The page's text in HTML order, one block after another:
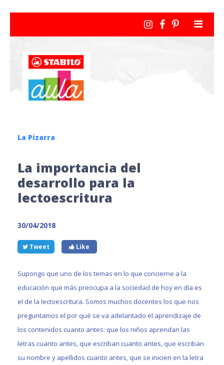
La Pizarra
La importancia del
desarrollo para la
lectoescritura
30/04/2018
Tweet Like
Supongo que uno de los temas en lo que concierne a la
educación que más preocupa a la sociedad de hoy en día es
el de la lectoescritura. Somos muchos docentes los que nos
preguntamos el por qué se va adelantado el aprendizaje de
los contenidos cuanto antes: que los niños aprendan las
letras cuanto antes, que escriban cuanto antes, que escriban
su nombre y apellidos cuanto antes, que se inicien en la letra